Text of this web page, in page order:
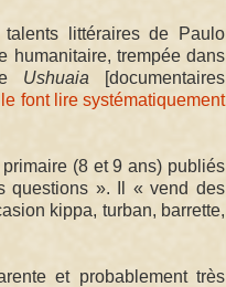
littéraires de Paulo
humanitaire, trempée dans
Ushuaia [documentaires
font lire systématiquement
(8 et 9 ans) publiés
questions ». Il « vend des
kippa, turban, barrette,
et probablement très